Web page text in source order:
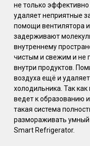
не только
удаляет неприятные
помощи вентилятора
задерживают
внутреннему
чистым и свежим и не
внутри продуктов.
воздуха ещё и
холодильника. Так
ведет к образованию
такая система
размораживать умный
Smart Refrigerator.